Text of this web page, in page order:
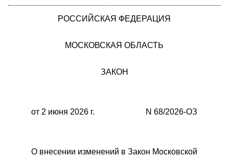
РОССИЙСКАЯ ФЕДЕРАЦИЯ
МОСКОВСКАЯ ОБЛАСТЬ
ЗАКОН
от 2 июня 2026 г. N 68/2026-ОЗ
О внесении изменений в Закон Московской